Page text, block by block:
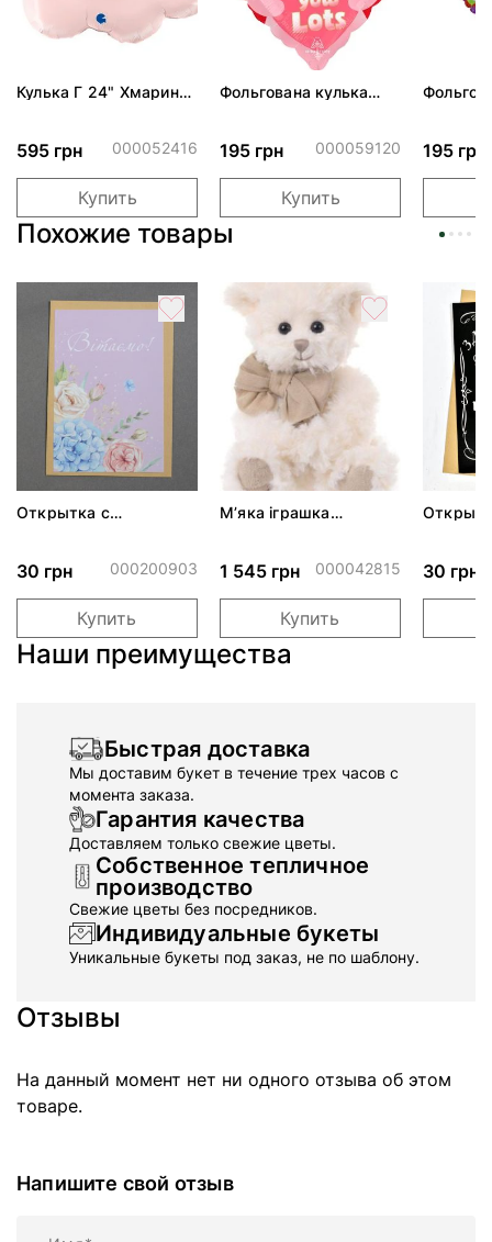
Кулька Г 24" Хмаринка
595 грн 000052416
Купить
Фольгована кулька
195 грн 000059120
Купить
195 грн
Похожие товары
Открытка с
30 грн 000200903
Купить
М’яка іграшка
1 545 грн 000042815
Купить
30 грн
Наши преимущества
Быстрая доставка
Мы доставим букет в течение трех часов с
момента заказа.
Гарантия качества
Доставляем только свежие цветы.
Собственное тепличное
производство
Свежие цветы без посредников.
Индивидуальные букеты
Уникальные букеты под заказ, не по шаблону.
Отзывы
На данный момент нет ни одного отзыва об этом
товаре.
Напишите свой отзыв